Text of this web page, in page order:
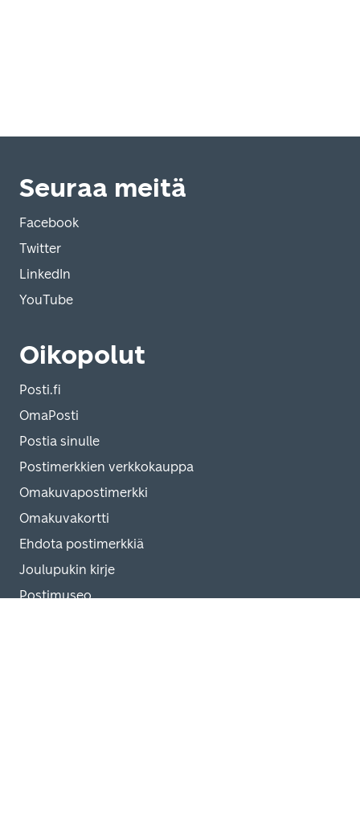
Seuraa meitä
Facebook
Twitter
LinkedIn
YouTube
Oikopolut
Posti.fi
OmaPosti
Postia sinulle
Postimerkkien verkkokauppa
Omakuvapostimerkki
Omakuvakortti
Ehdota postimerkkiä
Joulupukin kirje
Postimuseo